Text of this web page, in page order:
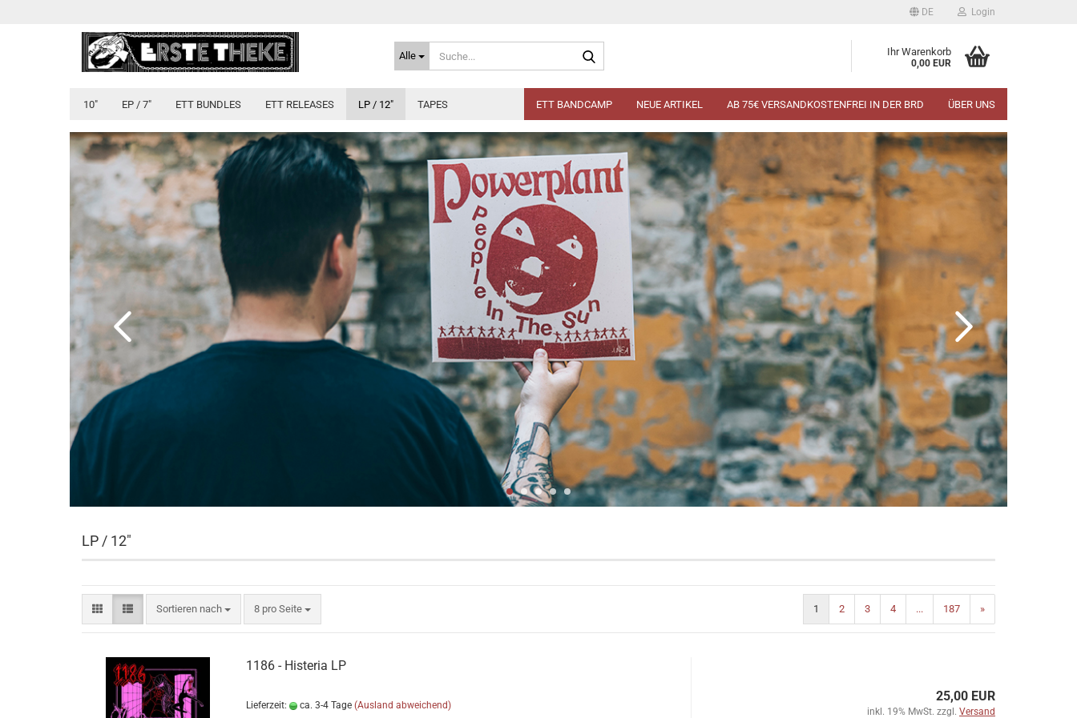
DE Login
Alle Ihr Warenkorb
0,00 EUR
10" EP / 7" ETT BUNDLES ETT RELEASES LP / 12" TAPES ETT BANDCAMP NEUE ARTIKEL AB 75€ VERSANDKOSTENFREI IN DER BRD ÜBER UNS
LP / 12"
Sortieren nach
Sortieren nach 8 pro Seite
pro Seite 1 2 3 4 ... 187 »
1186 - Histeria LP
Lieferzeit: ca. 3-4 Tage (Ausland abweichend)
25,00 EUR
inkl. 19% MwSt. zzgl. Versand